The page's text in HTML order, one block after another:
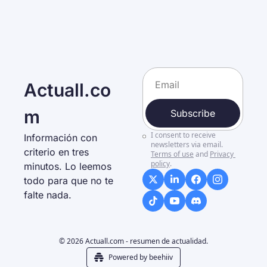
Actuall.co
m
Información con
criterio en tres
minutos. Lo leemos
todo para que no te
falte nada.
Subscribe
I consent to receive
newsletters via email.
Terms of use and Privacy
policy.
© 2026 Actuall.com - resumen de actualidad.
Powered by beehiiv